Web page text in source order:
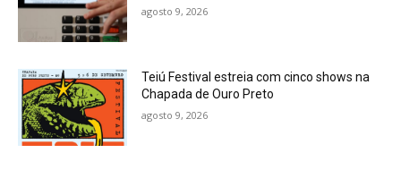
agosto 9, 2026
Teiú Festival estreia com cinco shows na
Chapada de Ouro Preto
agosto 9, 2026